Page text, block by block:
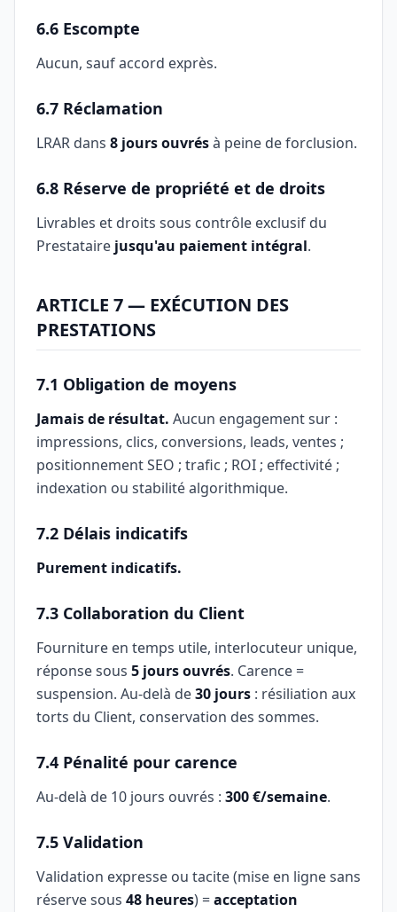
6.6 Escompte
Aucun, sauf accord exprès.
6.7 Réclamation
LRAR dans 8 jours ouvrésà peine de forclusion.
6.8 Réserve de propriété et de droits
Livrables et droits sous contrôle exclusif du
Prestataire jusqu'au paiement intégral.
ARTICLE 7 — EXÉCUTION DES
PRESTATIONS
7.1 Obligation de moyens
Jamais de résultat. Aucun engagement sur :
impressions, clics, conversions, leads, ventes ;
positionnement SEO ; trafic ; ROI ; effectivité ;
indexation ou stabilité algorithmique.
7.2 Délais indicatifs
Purement indicatifs.
7.3 Collaboration du Client
Fourniture en temps utile, interlocuteur unique,
réponse sous 5 jours ouvrés. Carence =
suspension. Au-delà de30 jours : résiliation aux
torts du Client, conservation des sommes.
7.4 Pénalité pour carence
Au-delà de 10 jours ouvrés : 300 €/semaine.
7.5 Validation
Validation expresse ou tacite (mise en ligne sans
réserve sous 48 heures) =acceptation